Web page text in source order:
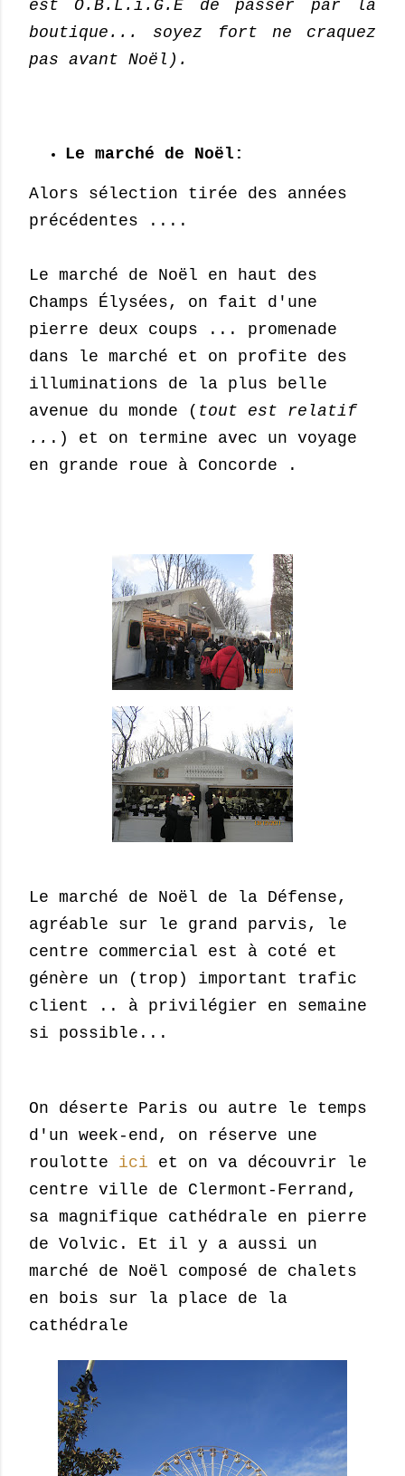
est O.B.L.i.G.E de passer par la
boutique... soyez fort ne craquez
pas avant Noël).
Le marché de Noël:
Alors sélection tirée des années
précédentes ....
Le marché de Noël en haut des
Champs Élysées, on fait d'une
pierre deux coups ... promenade
dans le marché et on profite des
illuminations de la plus belle
avenue du monde ( tout est relatif
.. .) et on termine avec un voyage
en grande roue à Concorde .
Le marché de Noël de la Défense,
agréable sur le grand parvis, le
centre commercial est à coté et
génère un (trop) important trafic
client .. à privilégier en semaine
si possible...
On déserte Paris ou autre le temps
d'un week-end, on réserve une
roulotte ici et on va découvrir le
centre ville de Clermont-Ferrand,
sa magnifique cathédrale en pierre
de Volvic. Et il y a aussi un
marché de Noël composé de chalets
en bois sur la place de la
cathédrale